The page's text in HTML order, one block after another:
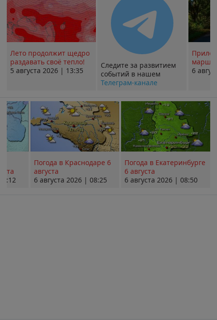
Лето продолжит щедро
раздавать своё тепло!
5 августа 2026 | 13:35
Следите за развитием
событий в нашем
Телеграм-канале
6
Погода в Краснодаре 6
августа
6 августа 2026 | 08:25
Погода в Екатеринбурге
6 августа
6 августа 2026 | 08:50